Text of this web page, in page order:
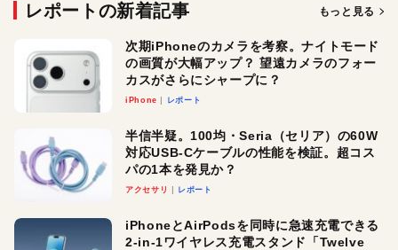
レポートの新着記事 もっと見る
次期iPhoneのカメラを考察。ナイトモード
の画質が大幅アップ？ 望遠カメラのフォー
カスがさらにシャープに？
iPhone レポート
半信半疑。100均・Seria（セリア）の60W
対応USB-Cケーブルの性能を検証。超コス
パの1本を発見か？
アクセサリ レポート
iPhoneとAirPodsを同時に急速充電できる
2-in-1ワイヤレス充電スタンド「Twelve